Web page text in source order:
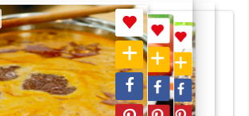
RECEPT
RECEPT